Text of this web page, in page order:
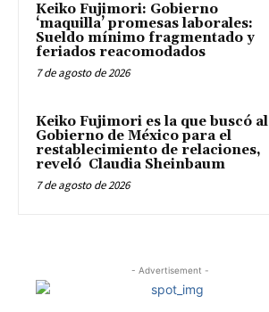
Keiko Fujimori: Gobierno
‘maquilla’ promesas laborales:
Sueldo mínimo fragmentado y
feriados reacomodados
7 de agosto de 2026
Keiko Fujimori es la que buscó al
Gobierno de México para el
restablecimiento de relaciones,
reveló Claudia Sheinbaum
7 de agosto de 2026
- Advertisement -